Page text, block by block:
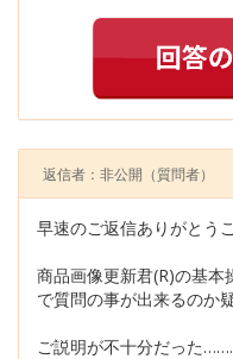
返信者：非公開 （質問者）
早速のご返信ありがとう
商品画像更新君(R)の基
で質問の事が出来るのか
ご説明が不十分だった